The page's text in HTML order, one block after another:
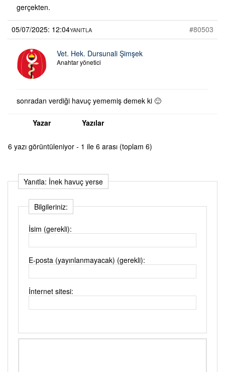
gerçekten.
05/07/2025: 12:04 #80503
YANITLA
Vet. Hek. Dursunali Şimşek
Anahtar yönetici
sonradan verdiği havuç yememiş demek ki 🙂
Yazar Yazılar
6 yazı görüntüleniyor - 1 ile 6 arası (toplam 6)
Yanıtla: İnek havuç yerse
Bilgileriniz:
İsim (gerekli):
E-posta (yayınlanmayacak) (gerekli):
İnternet sitesi: